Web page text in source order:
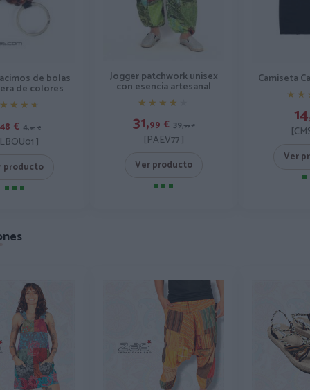
de bolas
de colores
48 € 4,95 €
]
producto
Jogger patchwork unisex
con esencia artesanal
★★★★★
★★★★★
31,99 € 39,99 €
[PAEV77 ]
Ver producto
Camiseta
Ver